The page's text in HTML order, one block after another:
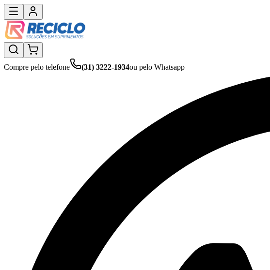
Compre pelo telefone (31) 3222-1934ou pelo Whatsapp